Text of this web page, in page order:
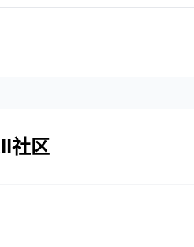
社区